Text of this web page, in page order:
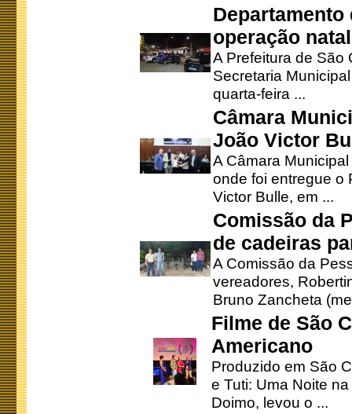
operação
A Prefeitura de São
Secretaria
quarta-feira ...
Câmara
João Victor
A Câmara
onde foi entregue o
Victor Bulle, em ...
Comissão da
de cadeiras
A Comissão da
vereadores,
Bruno Zancheta
Filme de São
Americano
Produzido em São
e Tuti: Uma Noite
Doimo, levou o ...